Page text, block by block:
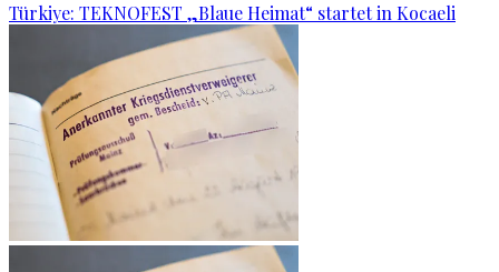
Türkiye: TEKNOFEST „Blaue Heimat“ startet in Kocaeli